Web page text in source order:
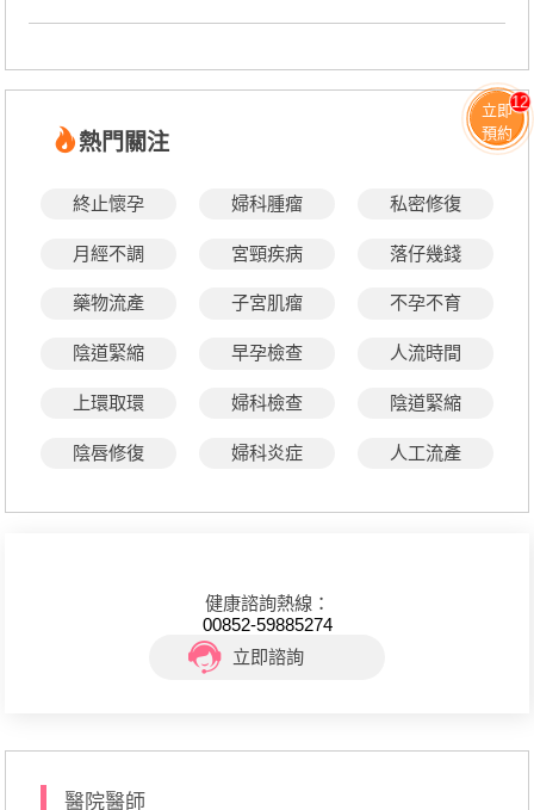
熱門關注
終止懷孕 婦科腫瘤 私密修復
月經不調 宮頸疾病 落仔幾錢
藥物流產 子宮肌瘤 不孕不育
陰道緊縮 早孕檢查 人流時間
上環取環 婦科檢查 陰道緊縮
陰唇修復 婦科炎症 人工流產
健康諮詢熱線：
00852-59885274
立即諮詢
醫院醫師
立即
預約
12